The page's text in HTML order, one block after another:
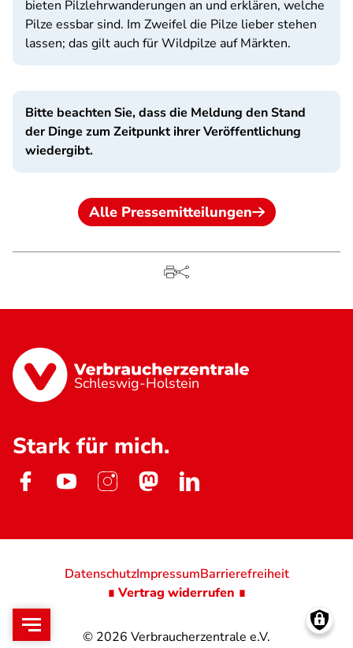
bieten Pilzlehrwanderungen an und erklären, welche
Pilze essbar sind. Im Zweifel die Pilze lieber stehen
lassen; das gilt auch für Wildpilze auf Märkten.
Bitte beachten Sie, dass die Meldung den Stand
der Dinge zum Zeitpunkt ihrer Veröffentlichung
wiedergibt.
Alle Pressemitteilungen
Schleswig-Holstein
Stark für mich.
© 2026 Verbraucherzentrale e.V.
DatenschutzImpressumBarrierefreiheit
∎ Vertrag widerrufen ∎